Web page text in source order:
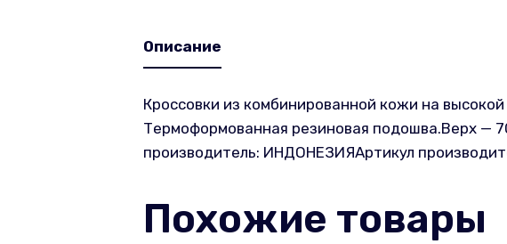
Описание
Кроссовки из комбинированной кожи на
Термоформованная резиновая подошва.Верх —
производитель: ИНДОНЕЗИЯАртикул
Похожие товары